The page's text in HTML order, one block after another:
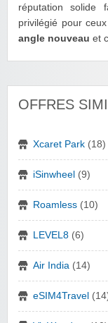
réputation solide
privilégié pour
angle nouveau et
OFFRES
Xcaret Park (18)
iSinwheel (9)
Roamless (10)
LEVEL8 (6)
Air India (14)
eSIM4Travel